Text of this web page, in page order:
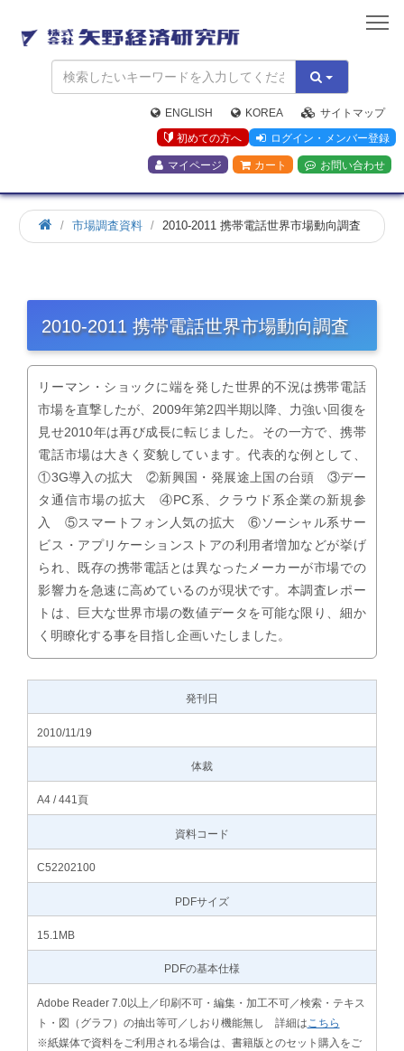
矢
野
経
済
研
究
所
ENGLISH KOREA
サイトマップ
初めての方へ
ログイン・メンバー登録
マイページ カート お問い合わせ
市場調査資料 2010-2011 携帯電話世界市場動向調査
2010-2011 携帯電話世界市場動向調査
リーマン・ショックに端を発した世界的不況は携帯電話
市場を直撃したが、2009年第2四半期以降、力強い回復を
見せ2010年は再び成長に転じました。その一方で、携帯
電話市場は大きく変貌しています。代表的な例として、
①3G導入の拡大 ②新興国・発展途上国の台頭 ③デー
タ通信市場の拡大 ④PC系、クラウド系企業の新規参
入 ⑤スマートフォン人気の拡大 ⑥ソーシャル系サー
ビス・アプリケーションストアの利用者増加などが挙げ
られ、既存の携帯電話とは異なったメーカーが市場での
影響力を急速に高めているのが現状です。本調査レポー
トは、巨大な世界市場の数値データを可能な限り、細か
く明瞭化する事を目指し企画いたしました。
発刊日
2010/11/19
体裁
A4 / 441頁
資料コード
C52202100
PDFサイズ
15.1MB
PDFの基本仕様
Adobe Reader 7.0以上／印刷不可・編集・加工不可／検索・テキス
ト・図（グラフ）の抽出等可／しおり機能無し 詳細は こちら
※紙媒体で資料をご利用される場合は、書籍版とのセット購入をご